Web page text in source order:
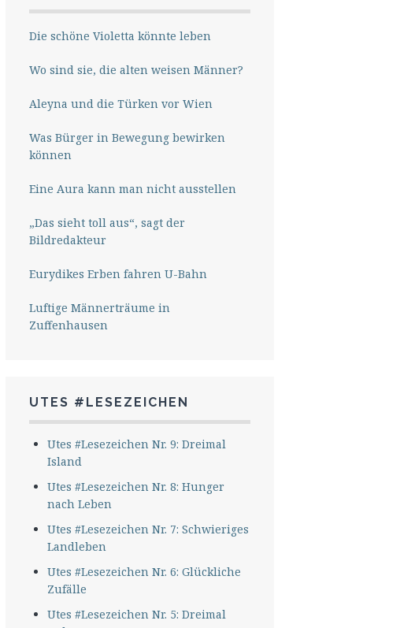
Die schöne Violetta könnte leben
Wo sind sie, die alten weisen Männer?
Aleyna und die Türken vor Wien
Was Bürger in Bewegung bewirken
können
Eine Aura kann man nicht ausstellen
„Das sieht toll aus“, sagt der
Bildredakteur
Eurydikes Erben fahren U-Bahn
Luftige Männerträume in
Zuffenhausen
UTES #LESEZEICHEN
Utes #Lesezeichen Nr. 9: Dreimal
Island
Utes #Lesezeichen Nr. 8: Hunger
nach Leben
Utes #Lesezeichen Nr. 7: Schwieriges
Landleben
Utes #Lesezeichen Nr. 6: Glückliche
Zufälle
Utes #Lesezeichen Nr. 5: Dreimal